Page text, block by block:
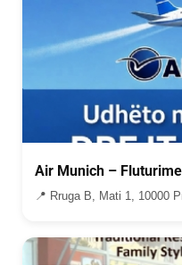
Air Munich –
📍 Rruga B, Mati 1, 10000